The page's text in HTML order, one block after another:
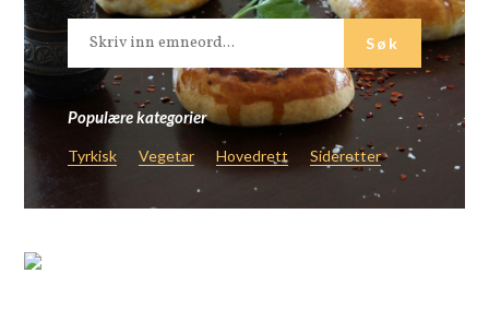
Populære kategorier
Tyrkisk Vegetar Hovedrett Sideretter